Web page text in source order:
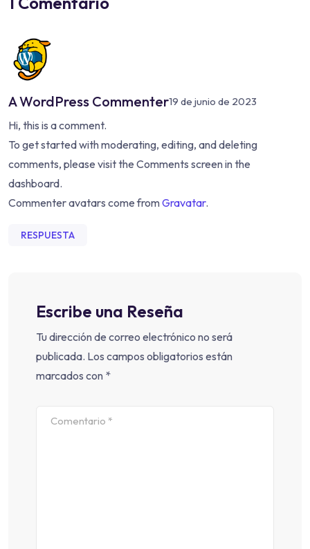
A WordPress Commenter19 de junio de 2023
Hi, this is a comment.
To get started with moderating, editing, and deleting
comments, please visit the Comments screen in the
dashboard.
Commenter avatars come fromGravatar.
RESPUESTA
Escribe una Reseña
Tu dirección de correo electrónico no será
publicada. Los campos obligatorios están
marcados con *